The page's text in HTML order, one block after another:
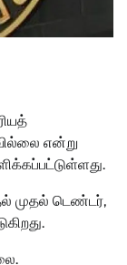
என்று
முதல் டெண்டர்,